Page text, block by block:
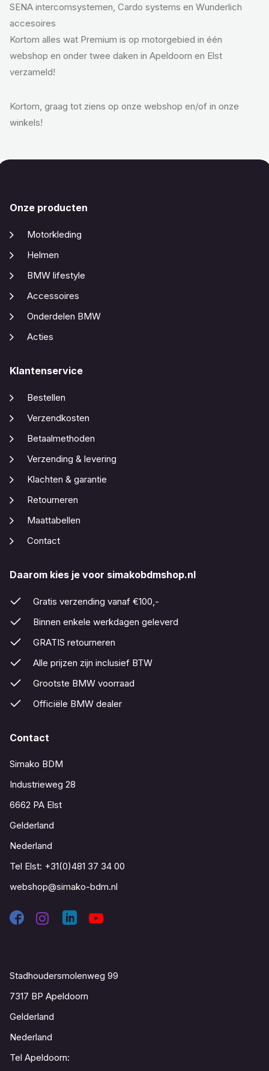
SENA intercomsystemen, Cardo systems en Wunderlich
accesoires
Kortom alles wat Premium is op motorgebied in één
webshop en onder twee daken in Apeldoorn en Elst
verzameld!
Kortom, graag tot ziens op onze webshop en/of in onze
winkels!
Onze producten
Motorkleding
Helmen
BMW lifestyle
Accessoires
Onderdelen BMW
Acties
Klantenservice
Bestellen
Verzendkosten
Betaalmethoden
Verzending & levering
Klachten & garantie
Retourneren
Maattabellen
Contact
Daarom kies je voor simakobdmshop.nl
Gratis verzending vanaf €100,-
Binnen enkele werkdagen geleverd
GRATIS retourneren
Alle prijzen zijn inclusief BTW
Grootste BMW voorraad
Officiële BMW dealer
Contact
Simako BDM
Industrieweg 28
6662 PA Elst
Gelderland
Nederland
Tel Elst: +31(0)481 37 34 00
webshop@simako-bdm.nl
Stadhoudersmolenweg 99
7317 BP Apeldoorn
Gelderland
Nederland
Tel Apeldoorn: